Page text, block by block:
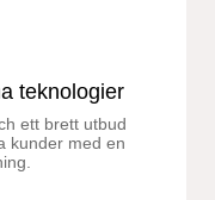
teknologier
ett brett utbud
kunder med en